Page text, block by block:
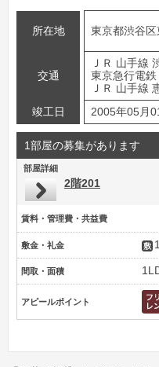
所在地 東京都渋谷区
交通
ＪＲ 山手線
東京急行電
ＪＲ 山手線
竣工日
2005年05月
1部屋の募集があります
部屋詳細
2階201
賃料・管理費・共益費
敷金・礼金
間取・面積
アピールポイント